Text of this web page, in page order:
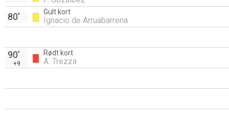
Gult kort
Ignacio de Arruabarrena
80'
Rødt kort
A. Trezza
90'
+9